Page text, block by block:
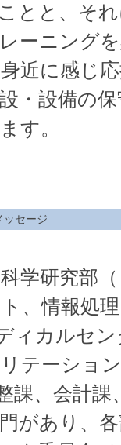
とと、そ
ーニング
近に感じ
・設備の
す。
ッセージ
学研究部
、情報処
ィカルセ
テーショ
課、会計
があり、